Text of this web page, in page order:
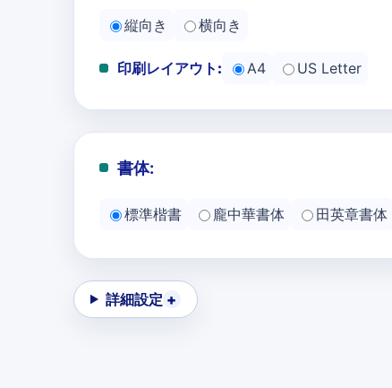
縦向き 横向き
印刷レイアウト: A4 US Letter
書体:
標準楷書 龐中華書体 田英章書体
詳細設定